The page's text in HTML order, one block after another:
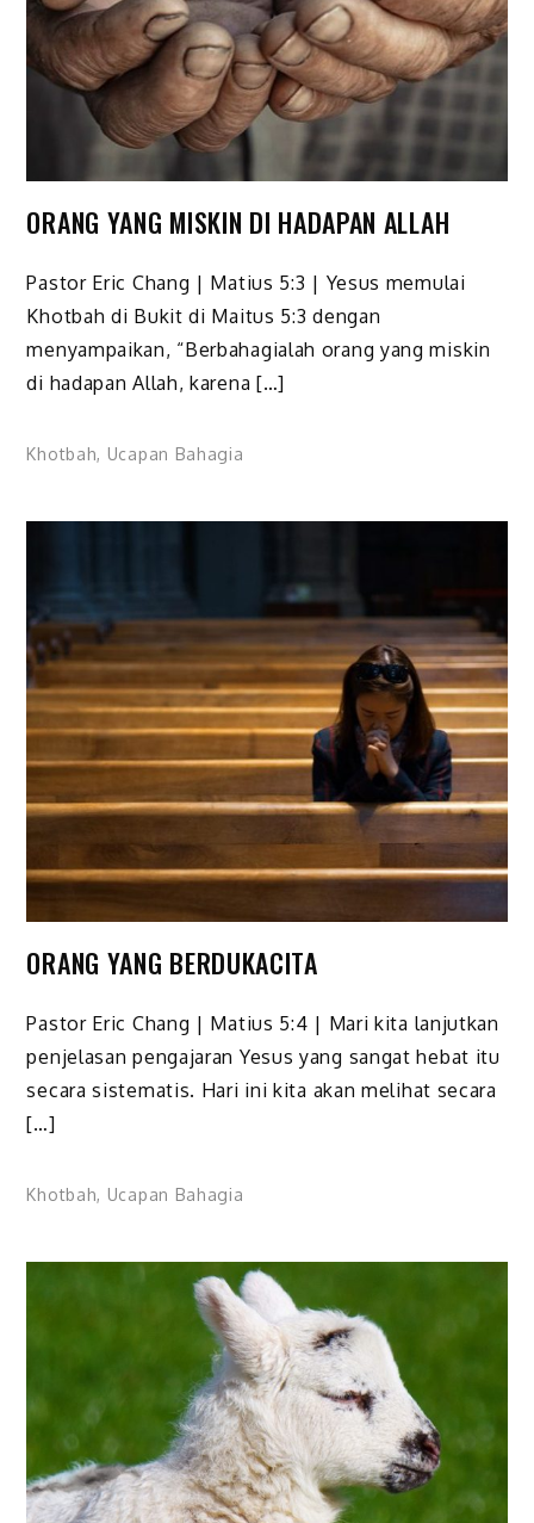
ORANG YANG MISKIN DI HADAPAN ALLAH
Pastor Eric Chang | Matius 5:3 | Yesus memulai
Khotbah di Bukit di Maitus 5:3 dengan
menyampaikan, “Berbahagialah orang yang miskin
di hadapan Allah, karena […]
Khotbah, Ucapan Bahagia
ORANG YANG BERDUKACITA
Pastor Eric Chang | Matius 5:4 | Mari kita lanjutkan
penjelasan pengajaran Yesus yang sangat hebat itu
secara sistematis. Hari ini kita akan melihat secara
[…]
Khotbah, Ucapan Bahagia